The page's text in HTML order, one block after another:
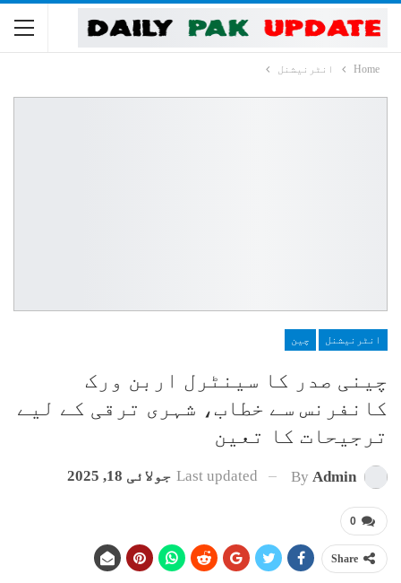
Home انٹرنیشنل
انٹرنیشنل چین
چینی صدر کا سینٹرل اربن ورک
کانفرنس سے خطاب، شہری ترقی کے لیے
ترجیحات کا تعین
By Admin
Last updated جولائی 18, 2025
0
Share